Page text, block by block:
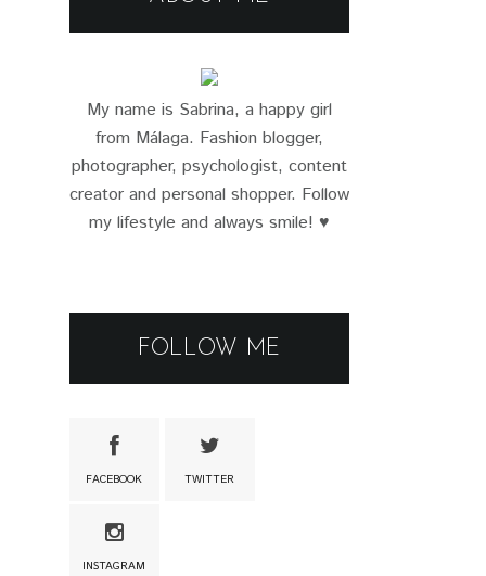
My name is Sabrina, a happy girl
from Málaga. Fashion blogger,
photographer, psychologist, content
creator and personal shopper. Follow
my lifestyle and always smile! ♥
FOLLOW ME
FACEBOOK TWITTER
INSTAGRAM